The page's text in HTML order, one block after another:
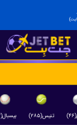
تنیس(۲۸۵) بیسبال(۵۷)